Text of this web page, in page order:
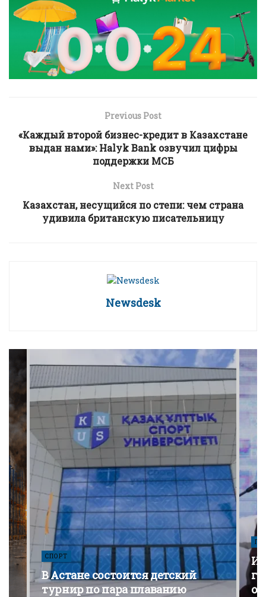
Previous Post
«Каждый второй бизнес-кредит в Казахстане
выдан нами»: Halyk Bank озвучил цифры
поддержки МСБ
Next Post
Казахстан, несущийся по степи: чем страна
удивила британскую писательницу
Newsdesk
СПОРТ
В Астане состоится детский
турнир по пара плаванию